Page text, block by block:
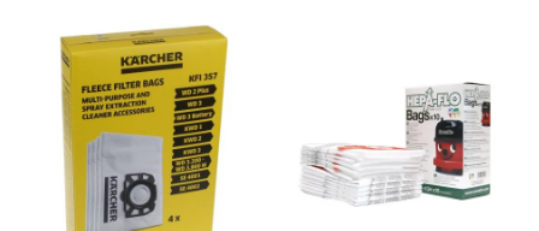
Decoratiuni
Gradinarit
Hobby-uri creative
Iluminat & Electrice
Jaluzele
Kit-uri automatizari porti si usi